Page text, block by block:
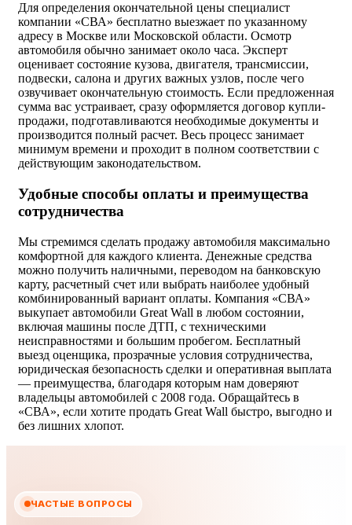
Для определения окончательной цены специалист
компании «СВА» бесплатно выезжает по указанному
адресу в Москве или Московской области. Осмотр
автомобиля обычно занимает около часа. Эксперт
оценивает состояние кузова, двигателя, трансмиссии,
подвески, салона и других важных узлов, после чего
озвучивает окончательную стоимость. Если предложенная
сумма вас устраивает, сразу оформляется договор купли-
продажи, подготавливаются необходимые документы и
производится полный расчет. Весь процесс занимает
минимум времени и проходит в полном соответствии с
действующим законодательством.
Удобные способы оплаты и преимущества
сотрудничества
Мы стремимся сделать продажу автомобиля максимально
комфортной для каждого клиента. Денежные средства
можно получить наличными, переводом на банковскую
карту, расчетный счет или выбрать наиболее удобный
комбинированный вариант оплаты. Компания «СВА»
выкупает автомобили Great Wall в любом состоянии,
включая машины после ДТП, с техническими
неисправностями и большим пробегом. Бесплатный
выезд оценщика, прозрачные условия сотрудничества,
юридическая безопасность сделки и оперативная выплата
— преимущества, благодаря которым нам доверяют
владельцы автомобилей с 2008 года. Обращайтесь в
«СВА», если хотите продать Great Wall быстро, выгодно и
без лишних хлопот.
ЧАСТЫЕ ВОПРОСЫ